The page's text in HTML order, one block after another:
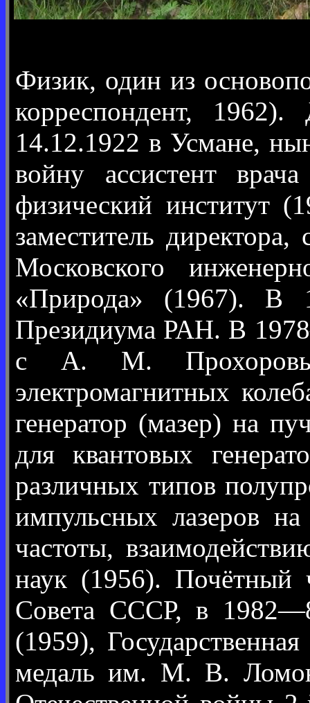
Физик, один из
корреспондент,
14.12.1922 в Усмане,
войну ассистент
физический институт
заместитель
Московского
«Природа» (1967). В
Президиума РАН. В
с А. М. Прохоровым
электромагнитных
генератор (мазер) на
для квантовых
различных типов
импульсных лазеров
частоты,
наук (1956). Почётный
Совета СССР, в
(1959),
медаль им. М. В.